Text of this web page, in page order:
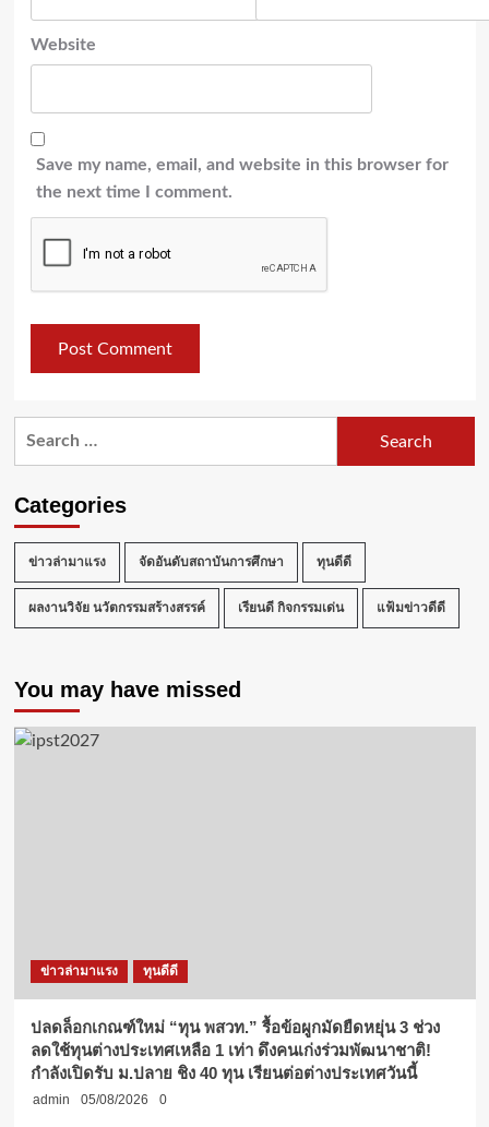
Website
Save my name, email, and website in this browser for
the next time I comment.
Categories
ข่าวล่ามาแรง จัดอันดับสถาบันการศึกษา ทุนดีดี
ผลงานวิจัย นวัตกรรมสร้างสรรค์ เรียนดี กิจกรรมเด่น แฟ้มข่าวดีดี
You may have missed
ข่าวล่ามาแรง ทุนดีดี
ปลดล็อกเกณฑ์ใหม่ “ทุน พสวท.” รื้อข้อผูกมัดยืดหยุ่น 3 ช่วง
ลดใช้ทุนต่างประเทศเหลือ 1 เท่า ดึงคนเก่งร่วมพัฒนาชาติ!
กำลังเปิดรับ ม.ปลาย ชิง 40 ทุน เรียนต่อต่างประเทศวันนี้
admin 05/08/2026 0